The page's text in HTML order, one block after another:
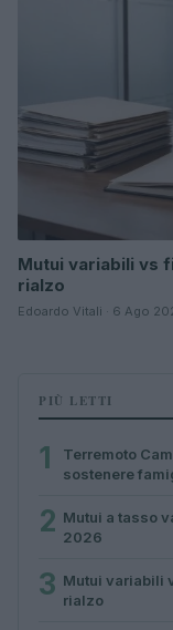
Mutui variabili vs
rialzo
Edoardo Vitali · 6 Ago
PIÙ LETTI
1
Terremoto
sostenere
2 Mutui a tasso
2026
3 Mutui variabili
rialzo